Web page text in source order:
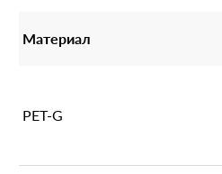
Материал
PET-G